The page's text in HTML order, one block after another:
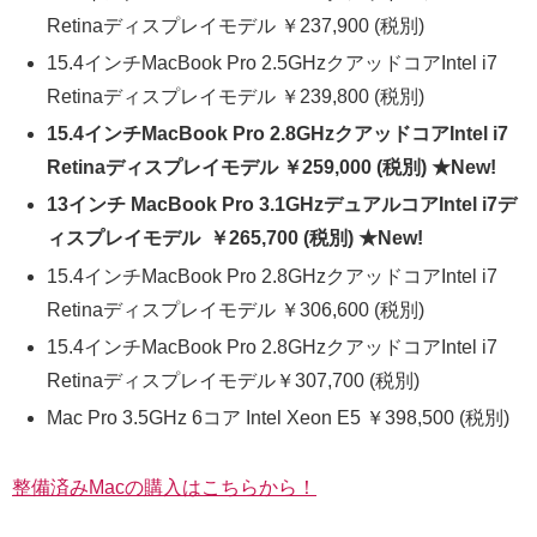
Retinaディスプレイモデル ￥237,900 (税別)
15.4インチMacBook Pro 2.5GHzクアッドコアIntel i7
Retinaディスプレイモデル ￥239,800 (税別)
15.4インチMacBook Pro 2.8GHzクアッドコアIntel i7
Retinaディスプレイモデル ￥259,000 (税別) ★New!
13インチ MacBook Pro 3.1GHzデュアルコアIntel i7デ
ィスプレイモデル ￥265,700 (税別) ★New!
15.4インチMacBook Pro 2.8GHzクアッドコアIntel i7
Retinaディスプレイモデル ￥306,600 (税別)
15.4インチMacBook Pro 2.8GHzクアッドコアIntel i7
Retinaディスプレイモデル￥307,700 (税別)
Mac Pro 3.5GHz 6コア Intel Xeon E5 ￥398,500 (税別)
整備済みMacの購入はこちらから！